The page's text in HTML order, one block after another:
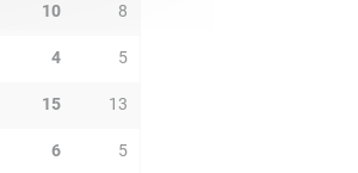
10 8
4 5
15 13
6 5